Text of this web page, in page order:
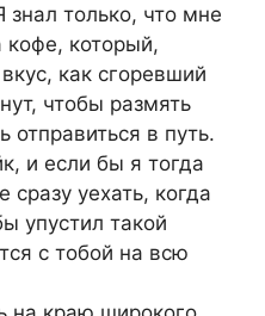
знал только, что мне
кофе, который,
как сгоревший
чтобы размять
в путь.
и если бы я тогда
уехать, когда
упустил такой
с тобой на всю